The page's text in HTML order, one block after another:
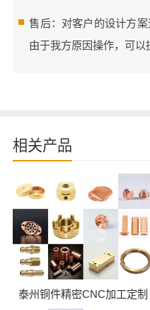
售后：对客户的设计方
由于我方原因操作，可以
相关产品
泰州铜件精密CNC加工定制